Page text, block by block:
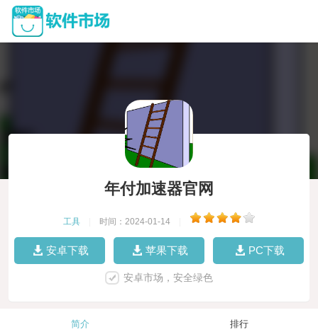
年付加速器官网
工具 时间：2024-01-14
安卓下载 苹果下载 PC下载
安卓市场，安全绿色
简介 排行